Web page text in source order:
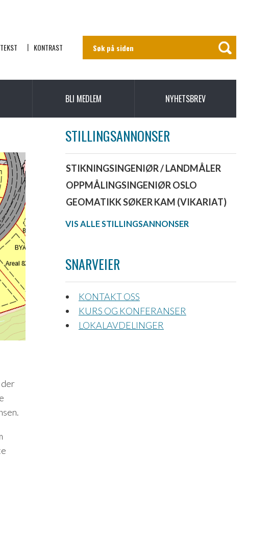
KONTRAST
BLI MEDLEM NYHETSBREV
STILLINGSANNONSER
STIKNINGSINGENIØR / LANDMÅLER
OPPMÅLINGSINGENIØR OSLO
GEOMATIKK SØKER KAM (VIKARIAT)
VIS ALLE STILLINGSANNONSER
SNARVEIER
KONTAKT OSS
KURS OG KONFERANSER
LOKALAVDELINGER